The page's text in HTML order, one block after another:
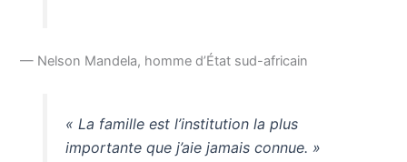
— Nelson Mandela, homme d’État sud-africain
« La famille est l’institution la plus
importante que j’aie jamais connue. »